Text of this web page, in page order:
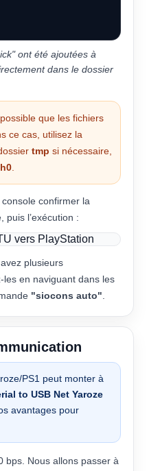
ont été ajoutées à
dans le dossier
que les fichiers
ce cas, utilisez la
tmp si nécessaire,
confirmer la
puis l’exécution :
plusieurs
en naviguant dans les
"siocons auto"
PS1 peut monter à
to USB Net Yaroze
avantages pour
bps. Nous allons passer à